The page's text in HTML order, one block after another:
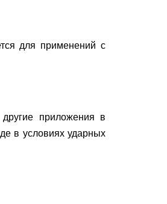
для применений с
приложения в
в условиях ударных